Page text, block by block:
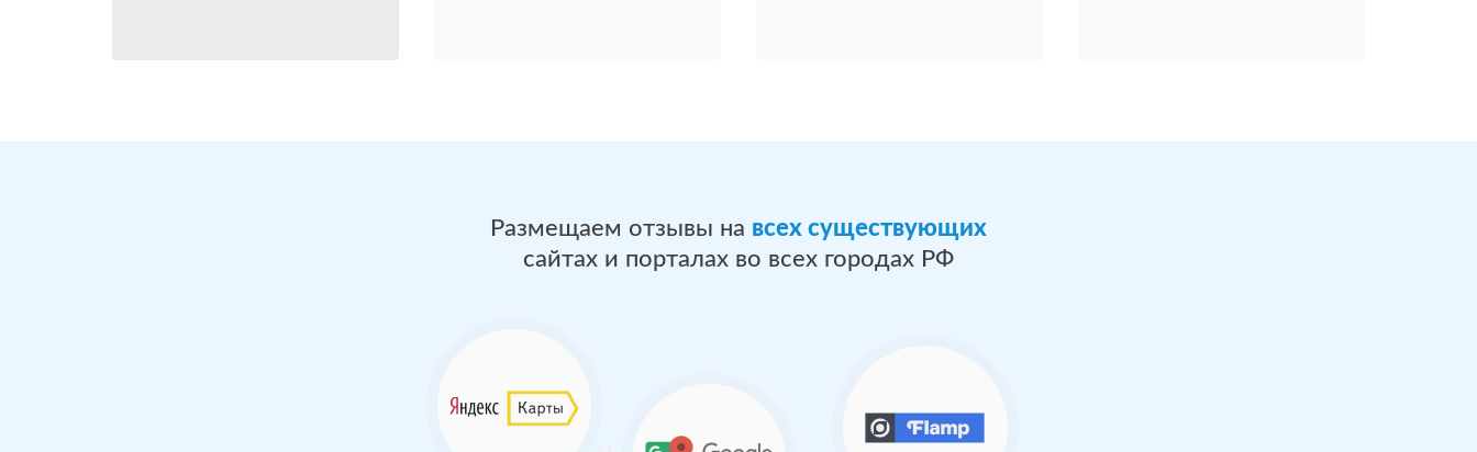
Размещаем отзывы на всех существующих
сайтах и порталах во всех городах РФ